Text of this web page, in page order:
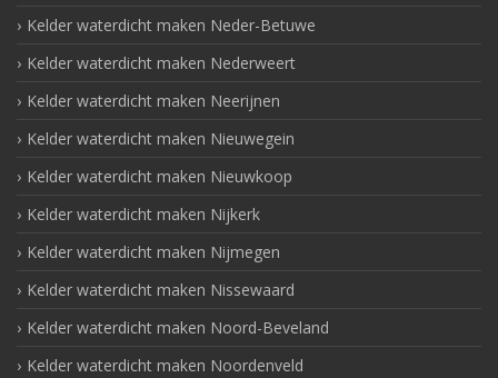
Kelder waterdicht maken Neder-Betuwe
Kelder waterdicht maken Nederweert
Kelder waterdicht maken Neerijnen
Kelder waterdicht maken Nieuwegein
Kelder waterdicht maken Nieuwkoop
Kelder waterdicht maken Nijkerk
Kelder waterdicht maken Nijmegen
Kelder waterdicht maken Nissewaard
Kelder waterdicht maken Noord-Beveland
Kelder waterdicht maken Noordenveld